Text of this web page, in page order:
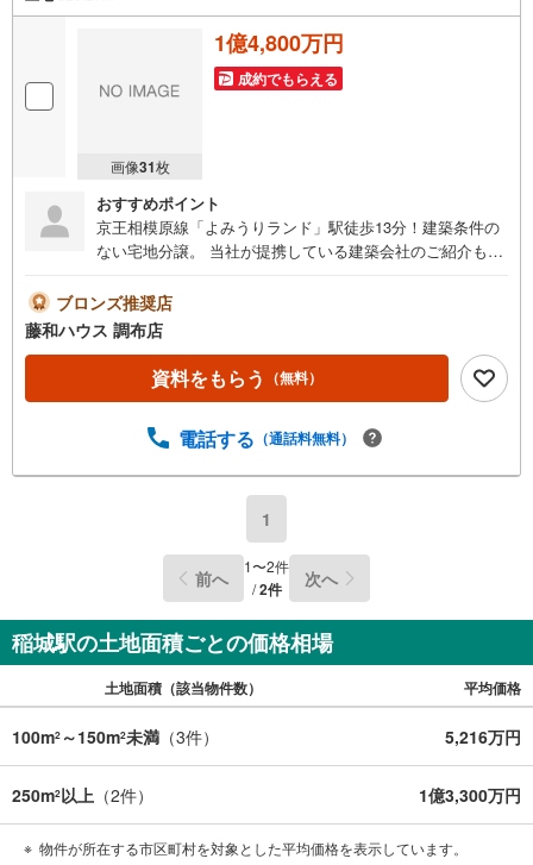
画像31枚
1億4,800万円
成約でもらえる
おすすめポイント
京王相模原線「よみうりランド」駅徒歩13分！建築条件の
ない宅地分譲。 当社が提携している建築会社のご紹介も可
にお問い合わせください
ブロンズ推奨店
藤和ハウス 調布店
資料をもらう （無料）
電話する （通話料無料）
1
前へ 1〜2件
/2件 次へ
稲城駅の土地面積ごとの価格相場
土地面積（該当物件数） 平均価格
100m2 ～150m2未満 （3件） 5,216万円
250m2以上 （2件） 1億3,300万円
物件が所在する市区町村を対象とした平均価格を表示しています。